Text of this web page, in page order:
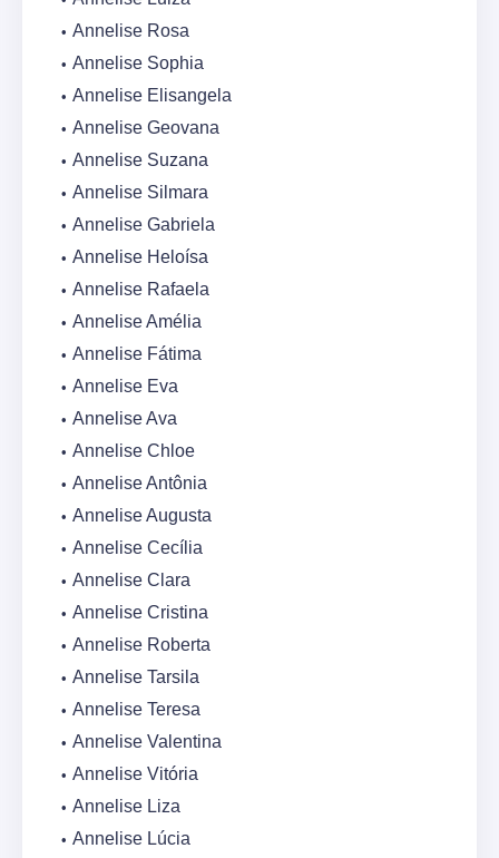
Annelise Rosa
Annelise Sophia
Annelise Elisangela
Annelise Geovana
Annelise Suzana
Annelise Silmara
Annelise Gabriela
Annelise Heloísa
Annelise Rafaela
Annelise Amélia
Annelise Fátima
Annelise Eva
Annelise Ava
Annelise Chloe
Annelise Antônia
Annelise Augusta
Annelise Cecília
Annelise Clara
Annelise Cristina
Annelise Roberta
Annelise Tarsila
Annelise Teresa
Annelise Valentina
Annelise Vitória
Annelise Liza
Annelise Lúcia